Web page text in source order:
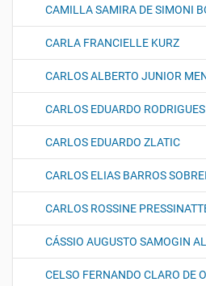
CAMILLA SAMIRA DE SIMONI
CARLA FRANCIELLE KURZ
CARLOS ALBERTO JUNIOR
CARLOS EDUARDO RODRIGUES
CARLOS EDUARDO ZLATIC
CARLOS ELIAS BARROS
CARLOS ROSSINE
CÁSSIO AUGUSTO SAMOGIN
CELSO FERNANDO CLARO DE